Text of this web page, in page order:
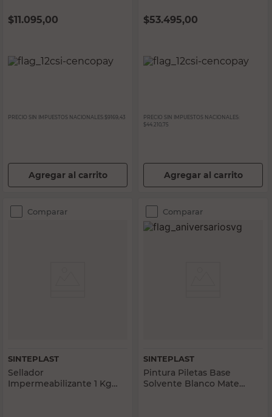
$11.095,00
PRECIO SIN IMPUESTOS NACIONALES: $9169,43
Agregar al carrito
$53.495,00
PRECIO SIN IMPUESTOS NACIONALES:
$44.210,75
Agregar al carrito
Comparar
SINTEPLAST
Sellador
Impermeabilizante 1 Kg
Comparar
SINTEPLAST
Pintura Piletas Base
Solvente Blanco Mate